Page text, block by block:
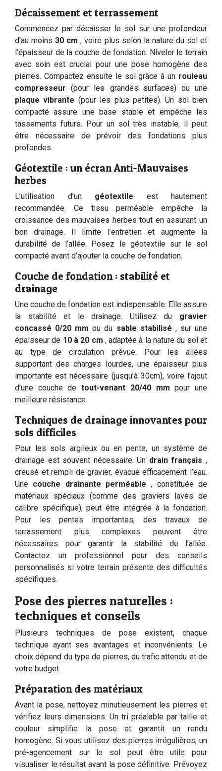
Décaissement et terrassement
Commencez par décaisser le sol sur une profondeur
d’au moins30 cm, voire plus selon la nature du sol et
l’épaisseur de la couche de fondation. Niveler le terrain
avec soin est crucial pour une pose homogène des
pierres. Compactez ensuite le sol grâce à un rouleau
compresseur(pour les grandes surfaces) ou une
plaque vibrante (pour les plus petites). Un sol bien
compacté assure une base stable et empêche les
tassements futurs. Pour un sol très instable, il peut
être nécessaire de prévoir des fondations plus
profondes.
Géotextile : un écran Anti-Mauvaises
herbes
L’utilisation d’un géotextile est hautement
recommandée. Ce tissu perméable empêche la
croissance des mauvaises herbes tout en assurant un
bon drainage. Il limite l’entretien et augmente la
durabilité de l’allée. Posez le géotextile sur le sol
compacté avant d’ajouter la couche de fondation.
Couche de fondation : stabilité et
drainage
Une couche de fondation est indispensable. Elle assure
la stabilité et le drainage. Utilisez du gravier
concassé 0/20 mmou du sable stabilisé , sur une
épaisseur de 10 à 20 cm , adaptée à la nature du sol et
au type de circulation prévue. Pour les allées
supportant des charges lourdes, une épaisseur plus
importante est nécessaire (jusqu’à 30cm), voire l’ajout
d’une couche detout-venant 20/40 mmpour une
meilleure résistance.
Techniques de drainage innovantes pour
sols difficiles
Pour les sols argileux ou en pente, un système de
drainage est souvent nécessaire. Un drain français,
creusé et rempli de gravier, évacue efficacement l’eau.
Une couche drainante perméable, constituée de
matériaux spéciaux (comme des graviers lavés de
calibre spécifique), peut être intégrée à la fondation.
Pour les pentes importantes, des travaux de
terrassement plus complexes peuvent être
nécessaires pour garantir la stabilité de l’allée.
Contactez un professionnel pour des conseils
personnalisés si votre terrain présente des difficultés
spécifiques.
Pose des pierres naturelles :
techniques et conseils
Plusieurs techniques de pose existent, chaque
technique ayant ses avantages et inconvénients. Le
choix dépend du type de pierres, du trafic attendu et de
votre budget.
Préparation des matériaux
Avant la pose, nettoyez minutieusement les pierres et
vérifiez leurs dimensions. Un tri préalable par taille et
couleur simplifie la pose et garantit un rendu
homogène. Si vous utilisez des pierres irrégulières, un
pré-agencement sur le sol peut être utile pour
visualiser le résultat avant la pose définitive. Prévoyez